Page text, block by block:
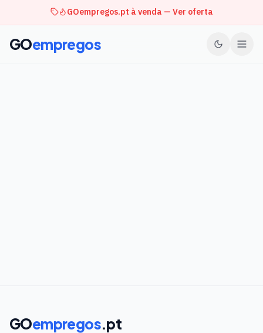
GOempregos.pt à venda — Ver oferta
GOempregos
GOempregos.pt